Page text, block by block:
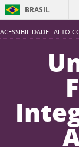
ACESSIBILIDADE ALTO
BRASIL